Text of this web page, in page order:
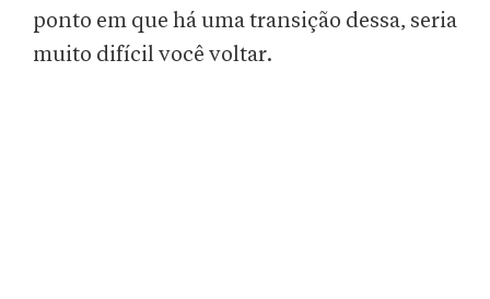
ponto em que há uma transição dessa, seria
muito difícil você voltar.